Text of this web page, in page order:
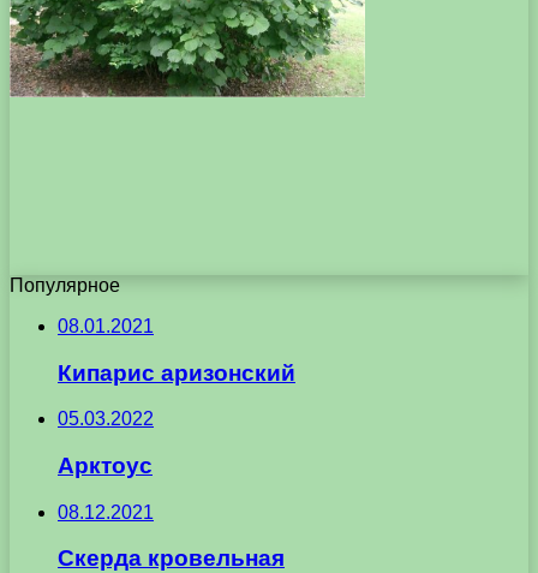
Популярное
08.01.2021
Кипарис аризонский
05.03.2022
Арктоус
08.12.2021
Скерда кровельная